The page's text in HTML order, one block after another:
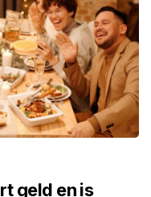
geld en is